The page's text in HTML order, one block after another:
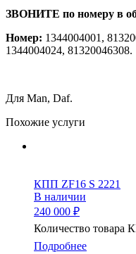
ЗВОНИТЕ по номеру в
Номер: 1344004001,
1344004024, 81320046308.
Для Man, Daf.
Похожие услуги
КПП ZF16 S 2221
В наличии
240 000 ₽
Количество товара
Подробнее